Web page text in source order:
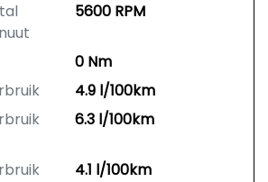
5600 RPM
0 Nm
4.9 l/100km
6.3 l/100km
4.1 l/100km